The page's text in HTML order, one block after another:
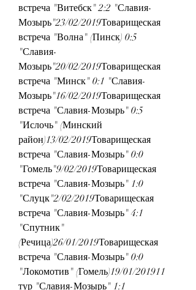
встреча "Витебск" 2:2 "Славия-
Мозырь"23/02/2019Товарищеская
встреча "Волна" (Пинск) 0:5
"Славия-
Мозырь"20/02/2019Товарищеская
встреча "Минск" 0:1 "Славия-
Мозырь"16/02/2019Товарищеская
встреча "Славия-Мозырь" 0:5
"Ислочь" (Минский
район)13/02/2019Товарищеская
встреча "Славия-Мозырь" 0:0
"Гомель"9/02/2019Товарищеская
встреча "Славия-Мозырь" 1:0
"Слуцк"2/02/2019Товарищеская
встреча "Славия-Мозырь" 4:1
"Спутник"
(Речица)26/01/2019Товарищеская
встреча "Славия-Мозырь" 0:0
"Локомотив" (Гомель)19/01/201911
тур "Славия-Мозырь" 1:1